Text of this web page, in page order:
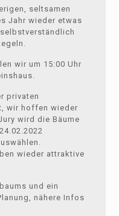
seltsamen
Jahr wieder etwas
wir um 15:00 Uhr
privaten
wir hoffen wieder
wird die Bäume
wieder attraktive
und ein
nähere Infos